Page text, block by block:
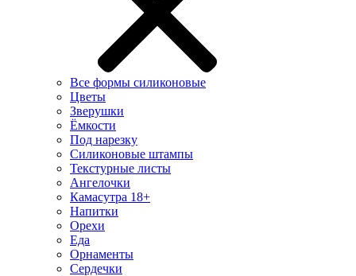
Все формы силиконовые
Цветы
Зверушки
Ёмкости
Под нарезку
Силиконовые штампы
Текстурные листы
Ангелочки
Камасутра 18+
Напитки
Орехи
Еда
Орнаменты
Сердечки